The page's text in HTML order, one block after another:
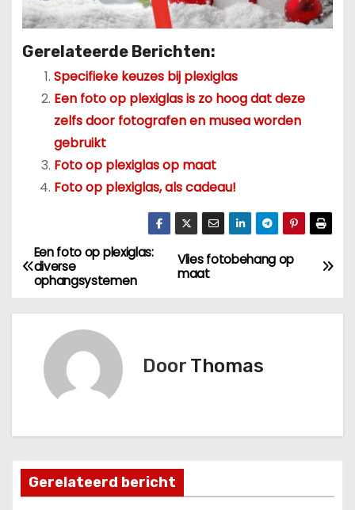
Gerelateerde Berichten:
Specifieke keuzes bij plexiglas
Een foto op plexiglas is zo hoog dat deze
zelfs door fotografen en musea worden
gebruikt
Foto op plexiglas op maat
Foto op plexiglas, als cadeau!
B
e
t
n
Vlies fotobehang op
maat
Een foto op plexiglas:
diverse
ophangsystemen
Door Thomas
Gerelateerd bericht